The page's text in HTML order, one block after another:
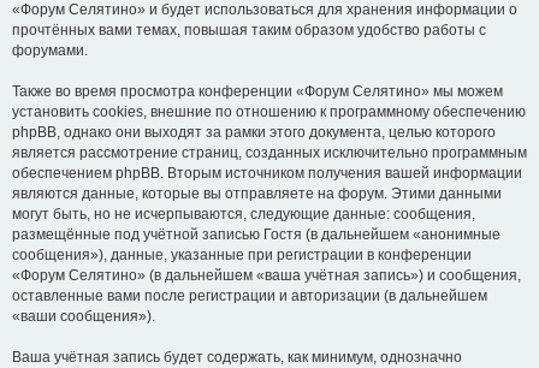
«Форум Селятино» и будет использоваться для хранения информации о
прочтённых вами темах, повышая таким образом удобство работы с
форумами.
Также во время просмотра конференции «Форум Селятино» мы можем
установить cookies, внешние по отношению к программному обеспечению
phpBB, однако они выходят за рамки этого документа, целью которого
является рассмотрение страниц, созданных исключительно программным
обеспечением phpBB. Вторым источником получения вашей информации
являются данные, которые вы отправляете на форум. Этими данными
могут быть, но не исчерпываются, следующие данные: сообщения,
размещённые под учётной записью Гостя (в дальнейшем «анонимные
сообщения»), данные, указанные при регистрации в конференции
«Форум Селятино» (в дальнейшем «ваша учётная запись») и сообщения,
оставленные вами после регистрации и авторизации (в дальнейшем
«ваши сообщения»).
Ваша учётная запись будет содержать, как минимум, однозначно